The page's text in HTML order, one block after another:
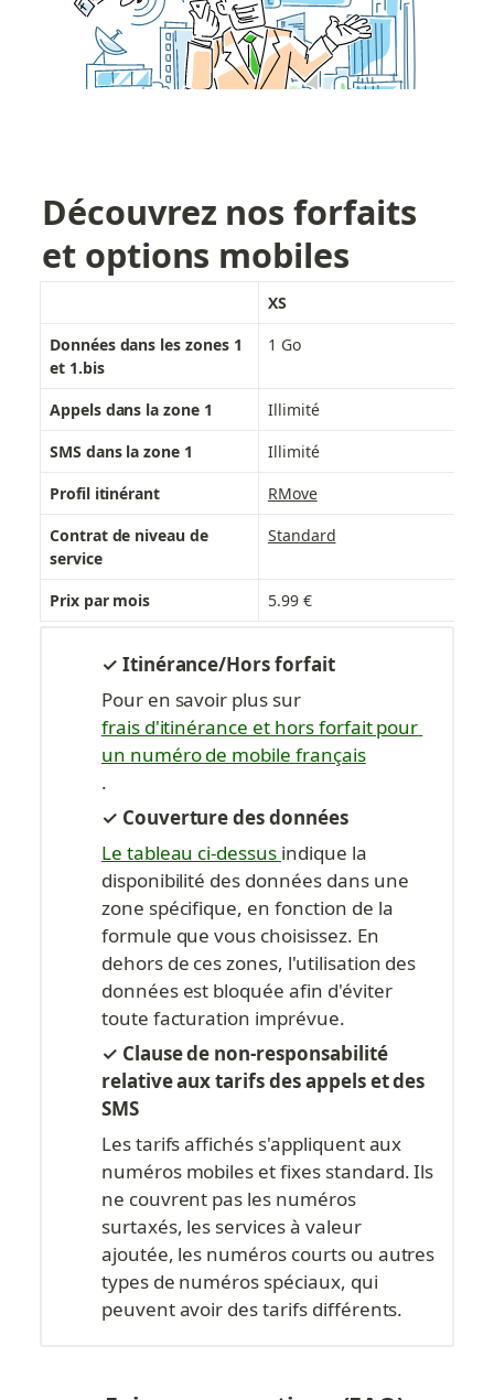
Découvrez nos forfaits
et options mobiles
XS
Données dans les zones 1
et 1.bis
1 Go
Appels dans la zone 1 Illimité
SMS dans la zone 1
Illimité
Profil itinérant
RMove
Contrat de niveau de
service
Standard
Prix par mois 5.99 €
✓ Itinérance/Hors forfait
Pour en savoir plus sur
frais d'itinérance et hors forfait pour
un numéro de mobile français
.
✓ Couverture des données
Le tableau ci-dessus indique la
disponibilité des données dans une
zone spécifique, en fonction de la
formule que vous choisissez. En
dehors de ces zones, l'utilisation des
données est bloquée afin d'éviter
toute facturation imprévue.
✓ Clause de non-responsabilité
relative aux tarifs des appels et des
SMS
Les tarifs affichés s'appliquent aux
numéros mobiles et fixes standard. Ils
ne couvrent pas les numéros
surtaxés, les services à valeur
ajoutée, les numéros courts ou autres
types de numéros spéciaux, qui
peuvent avoir des tarifs différents.